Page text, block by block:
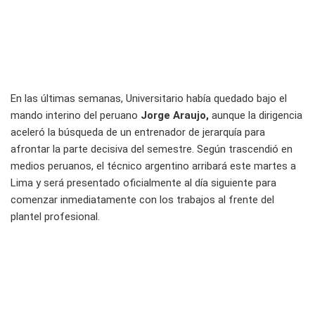
En las últimas semanas, Universitario había quedado bajo el
mando interino del peruano Jorge Araujo, aunque la dirigencia
aceleró la búsqueda de un entrenador de jerarquía para
afrontar la parte decisiva del semestre. Según trascendió en
medios peruanos, el técnico argentino arribará este martes a
Lima y será presentado oficialmente al día siguiente para
comenzar inmediatamente con los trabajos al frente del
plantel profesional.